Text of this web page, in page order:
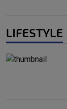
LIFESTYLE